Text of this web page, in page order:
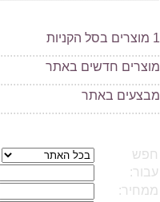
1 מוצרים בסל הקניות
..................................................
מוצרים חדשים באתר
..................................................
מבצעים באתר
..................................................